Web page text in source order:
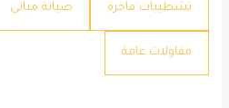
​تشطيبات فاخرة ​صيانة مباني
​مقاولات عامة